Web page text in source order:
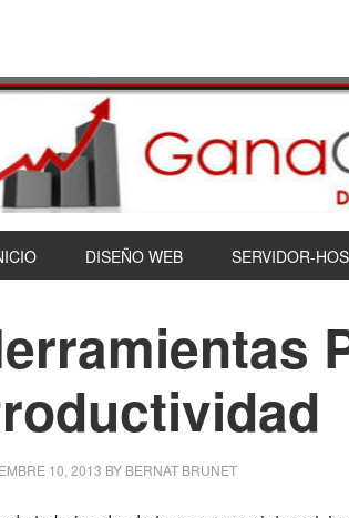
DISEÑO WEB SERVIDOR-
10, 2013 BY BERNAT BRUNET